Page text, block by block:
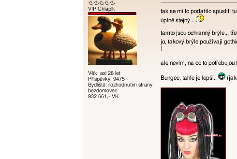
🦆🦆🦆🦆🦆
VIP Chlapík
Věk: asi 28 let
Příspěvky: 9475
Bydliště: rozhodnutím strany
bezdomovec
932 661,- VK
tak se mi to podařilo spustit:
úplně stejný...
tamto jsou ochranný brýle...
jo, takový brýle používají
)
ale nevím, na co to
Bungee, tahle je lepší..